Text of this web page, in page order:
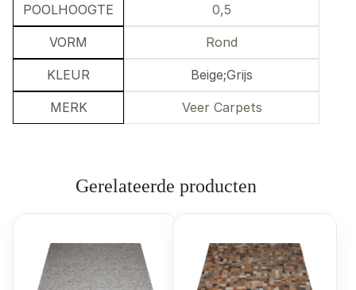
POOLHOOGTE 0,5
VORM Rond
KLEUR Beige;Grijs
MERK Veer Carpets
Gerelateerde producten